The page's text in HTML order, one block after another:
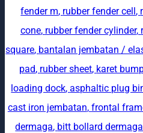
fender m, rubber fender cell,
cone, rubber fender cylinder,
square, bantalan jembatan /
pad, rubber sheet, karet
loading dock,asphaltic plug
cast iron jembatan, frontal
dermaga, bitt bollard dermaga